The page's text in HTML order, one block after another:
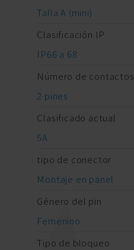
Talla A (mini)
Clasificación IP
IP66 a 68
Número de contactos
2 pines
Clasificado actual
5A
tipo de conector
Montaje en panel
Género del pin
Femenino
Tipo de bloqueo